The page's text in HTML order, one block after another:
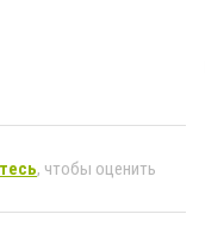
, чтобы оценить